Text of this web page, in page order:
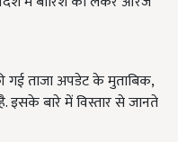
गई ताजा अपडेट के मुताबिक,
बारे में विस्तार से जानते